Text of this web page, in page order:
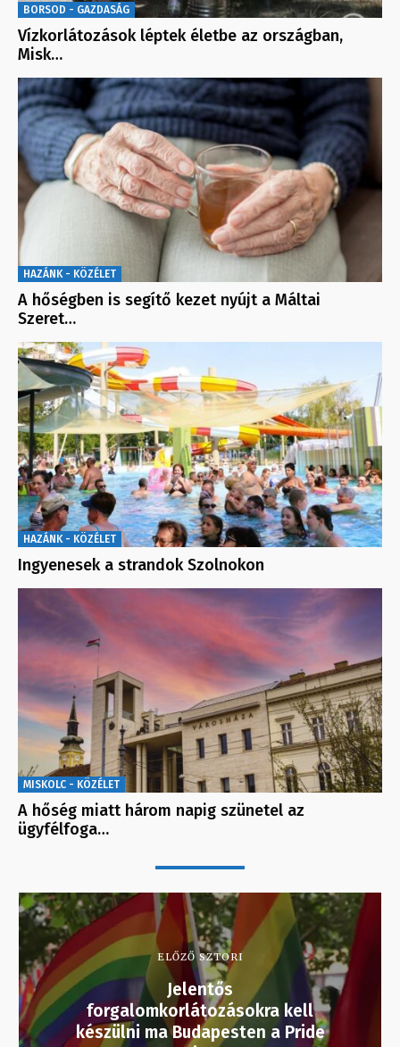
BORSOD - GAZDASÁG
Vízkorlátozások léptek életbe az országban,
Misk…
HAZÁNK - KÖZÉLET
A hőségben is segítő kezet nyújt a Máltai
Szeret…
HAZÁNK - KÖZÉLET
Ingyenesek a strandok Szolnokon
MISKOLC - KÖZÉLET
A hőség miatt három napig szünetel az
ügyfélfoga…
ELŐZŐ SZTORI
Jelentős
forgalomkorlátozásokra kell
készülni ma Budapesten a Pride